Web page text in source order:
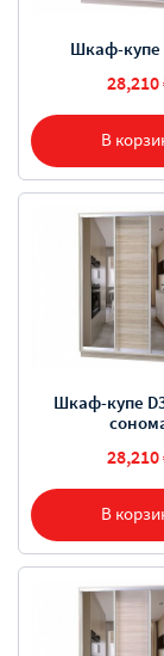
В
Шкаф-купе
28,210
В
Шкаф-купе
28,210